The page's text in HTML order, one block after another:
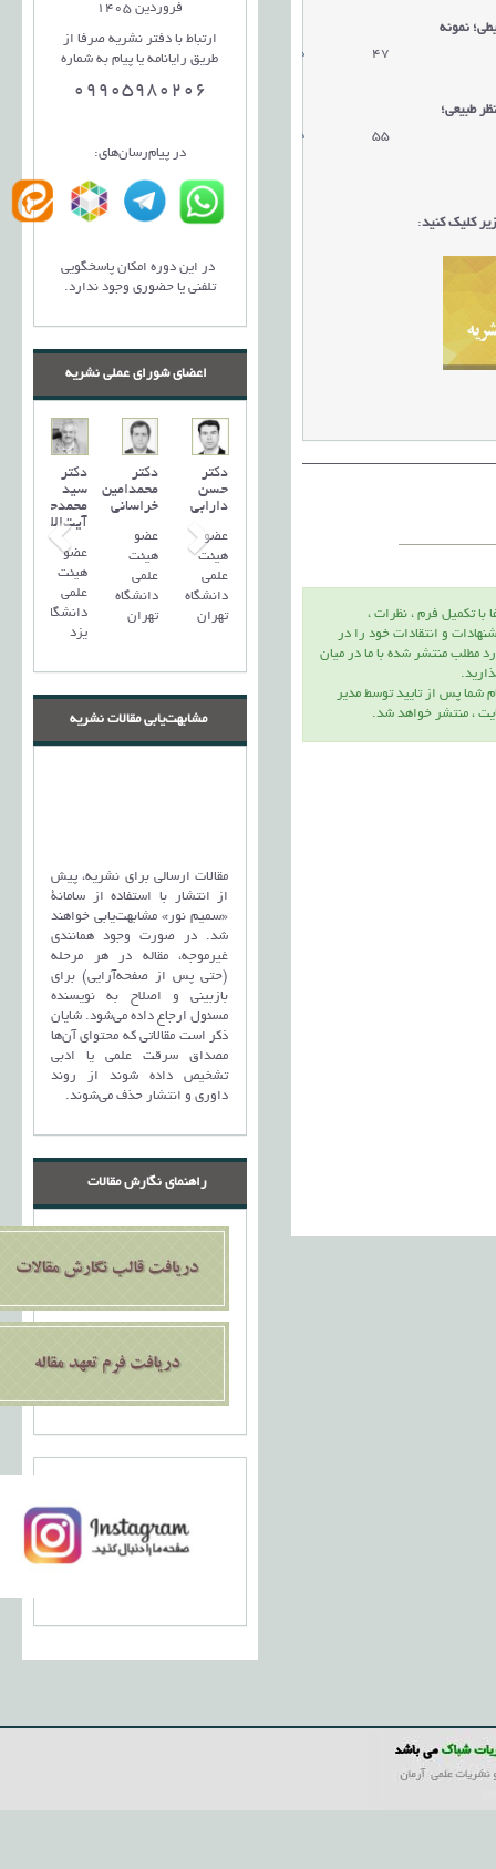
نمونه
47
دریافت مقاله
طبیعی؛
55
دریافت مقاله
کلیک کنید:
با تكميل فرم ، نظرات ،
و انتقادات خود را در
مطلب منتشر شده با ما در ميان
شما پس از تاييد توسط مدير
، منتشر خواهد شد.
فروردین 1405
ارتباط با دفتر نشریه صرفا از
طریق رایانامه یا پیام به شماره
09905980206
در پیام‌رسان‌های:
در این دوره امکان پاسخگویی
تلفنی یا حضوری وجود ندارد.
اعضای شورای عملی نشریه
دکتر
سید
محمد‌حسین
آیت‌اللهی
عضو
هیئت
علمی
دانشگاه
یزد
دکتر
محمدامین
خراسانی
عضو
هیئت
علمی
دانشگاه
تهران
دکتر
حسن
دارابی
عضو
هیئت
علمی
دانشگاه
تهران
مشابهت‌یابی مقالات نشریه
مقالات ارسالی برای نشریه، پیش
از انتشار با استفاده از سامانۀ
«سمیم نور» مشابهت‌یابی خواهند
شد. در صورت وجود همانندی
غیرموجه، مقاله در هر مرحله
(حتی پس از صفحه‌آرایی) برای
بازبینی و اصلاح به نویسنده
مسئول ارجاع داده می‌شود. شایان
ذکر است مقالاتی که محتوای آن‌ها
مصداق سرقت علمی یا ادبی
تشخیص داده شوند از روند
داوری و انتشار حذف می‌شوند.
راهنمای نگارش مقالات